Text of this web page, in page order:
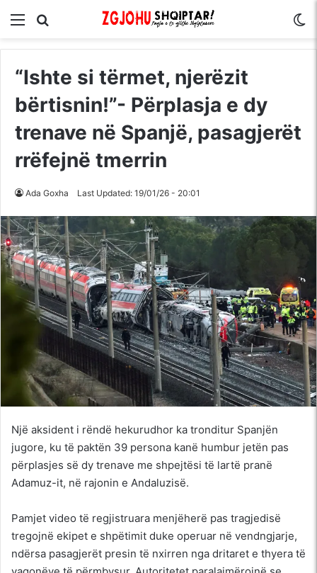
Menu
“Ishte si tërmet, njerëzit
bërtisnin!”- Përplasja e dy
trenave në Spanjë, pasagjerët
rrëfejnë tmerrin
Ada Goxha Last Updated: 19/01/26 - 20:01
Një aksident i rëndë hekurudhor ka tronditur Spanjën
jugore, ku të paktën 39 persona kanë humbur jetën pas
përplasjes së dy trenave me shpejtësi të lartë pranë
Adamuz-it, në rajonin e Andaluzisë.
Pamjet video të regjistruara menjëherë pas tragjedisë
tregojnë ekipet e shpëtimit duke operuar në vendngjarje,
ndërsa pasagjerët presin të nxirren nga dritaret e thyera të